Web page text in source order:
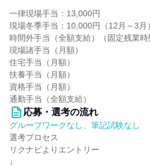
一律現場手当：13,000円
現場冬季手当：10,000円（12月～3月）
時間外手当（全額支給）（固定残業時
現場諸手当（月額）
住宅手当（月額）
扶養手当（月額）
資格手当（月額）
通勤手当（全額支給）
応募・選考の流れ
グループワークなし、筆記試験なし
選考プロセス
リクナビよりエントリー
↓